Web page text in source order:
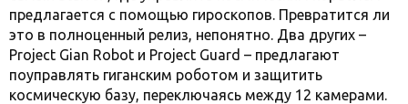
предлагается с помощью гироскопов. Превратится ли
это в полноценный релиз, непонятно. Два других –
Project Gian Robot и Project Guard – предлагают
поуправлять гиганским роботом и защитить
космическую базу, переключаясь между 12 камерами.